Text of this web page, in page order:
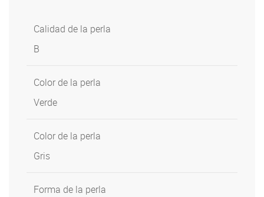
Calidad de la perla
B
Color de la perla
Verde
Color de la perla
Gris
Forma de la perla